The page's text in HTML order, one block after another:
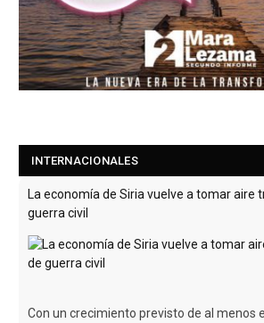
INTERNACIONALES
La economía de Siria vuelve a tomar aire
guerra civil
Con un crecimiento previsto de al menos